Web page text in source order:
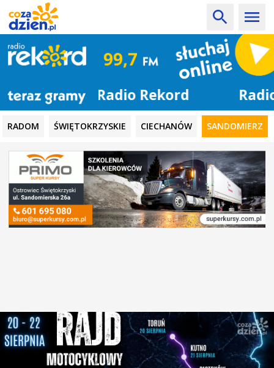
Radio Rekord
RADOM ŚWIĘTOKRZYSKIE CIECHANÓW SANDOMIERZ